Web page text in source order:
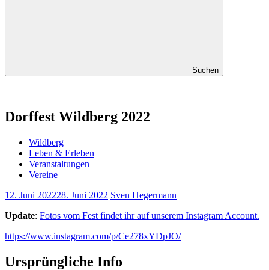
Suchen
Dorffest Wildberg 2022
Wildberg
Leben & Erleben
Veranstaltungen
Vereine
12. Juni 202228. Juni 2022 Sven Hegermann
Update: Fotos vom Fest findet ihr auf unserem Instagram Account.
https://www.instagram.com/p/Ce278xYDpJO/
Ursprüngliche Info